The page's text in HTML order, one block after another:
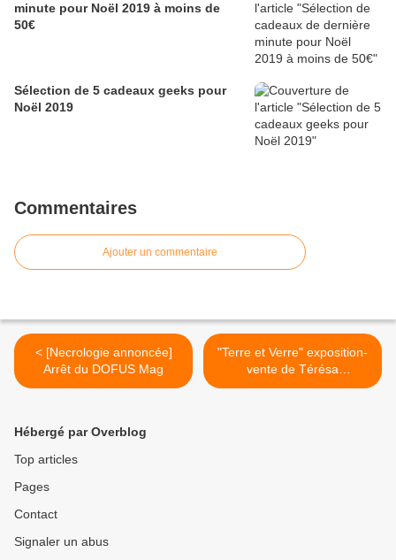
minute pour Noël 2019 à moins de
50€
Sélection de 5 cadeaux geeks pour
Noël 2019
Commentaires
Ajouter un commentaire
< [Necrologie annoncée]
Arrêt du DOFUS Mag
"Terre et Verre" exposition-
vente de Térésa
Timmermans jusqu'au 20
Hébergé par Overblog
Top articles
Pages
Contact
Signaler un abus